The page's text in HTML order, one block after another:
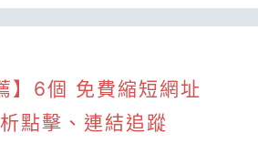
】6個 免費縮短網址
點擊、連結追蹤